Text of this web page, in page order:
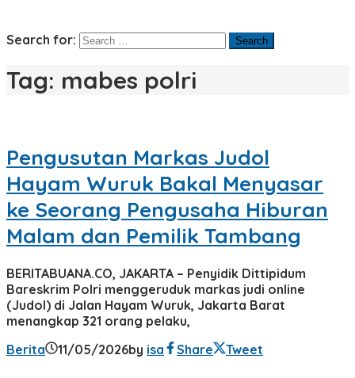
Search for:
Tag: mabes polri
Pengusutan Markas Judol
Hayam Wuruk Bakal Menyasar
ke Seorang Pengusaha Hiburan
Malam dan Pemilik Tambang
BERITABUANA.CO, JAKARTA – Penyidik Dittipidum
Bareskrim Polri menggeruduk markas judi online
(Judol) di Jalan Hayam Wuruk, Jakarta Barat
menangkap 321 orang pelaku,
Berita
11/05/2026by isa Share Tweet